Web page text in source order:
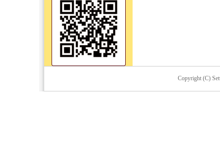
Copyright (C)